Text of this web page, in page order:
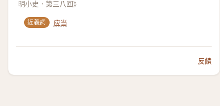
明小史．第三八回》
近義詞 应当
反饋